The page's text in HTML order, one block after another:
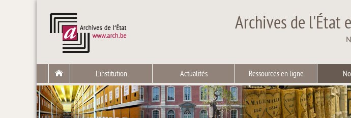
Archives de l'État
L'institution Actualités Ressources en ligne